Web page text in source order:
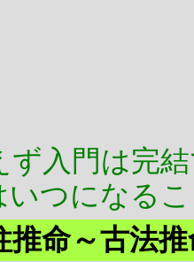
門は完結
になるこ
推命～古法